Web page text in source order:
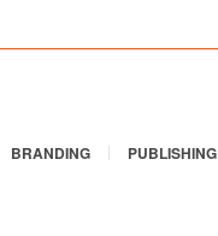
BRANDING PUBLISHING